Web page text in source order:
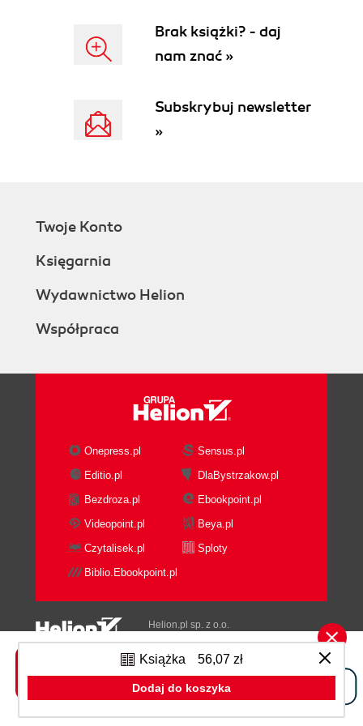
Egzamin próbny B - odpowiedzi i uzasadnienia 371
Egzamin próbny C - odpowiedzi i uzasadnienia 387
Skorowidz 405
Książka 56,07 zł
Dodaj do koszyka
Brak książki? - daj
nam znać »
Subskrybuj newsletter
»
Twoje Konto
Księgarnia
Wydawnictwo Helion
Współpraca
Onepress.pl
Sensus.pl
Editio.pl
DlaBystrzakow.pl
Bezdroza.pl
Ebookpoint.pl
Videopoint.pl
Beya.pl
Czytalisek.pl
Sploty
Biblio.Ebookpoint.pl
Helion.pl sp. z o.o.
ul. Kościuszki 1c
44-100 Gliwice
[wyświetl email]@helion.pl
NIP: 6312636254